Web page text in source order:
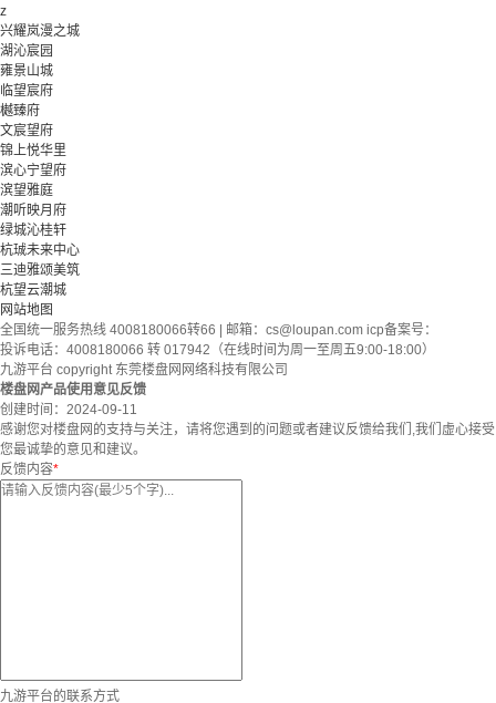
z
兴耀岚漫之城
湖沁宸园
雍景山城
临望宸府
樾臻府
文宸望府
锦上悦华里
滨心宁望府
滨望雅庭
潮听映月府
绿城沁桂轩
杭珹未来中心
三迪雅颂美筑
杭望云潮城
网站地图
全国统一服务热线 4008180066转66 | 邮箱： cs@loupan.com icp备案号：
投诉电话：4008180066 转 017942（在线时间为周一至周五9:00-18:00）
九游平台 copyright 东莞楼盘网网络科技有限公司
楼盘网产品使用意见反馈
创建时间： 2024-09-11
感谢您对楼盘网的支持与关注，请将您遇到的问题或者建议反馈给我们,我们虚心接受
您最诚挚的意见和建议。
反馈内容*
九游平台的联系方式